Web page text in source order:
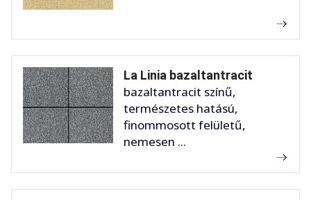
La Linia bazaltantracit
bazaltantracit színű,
természetes hatású,
finommosott felületű,
nemesen ...